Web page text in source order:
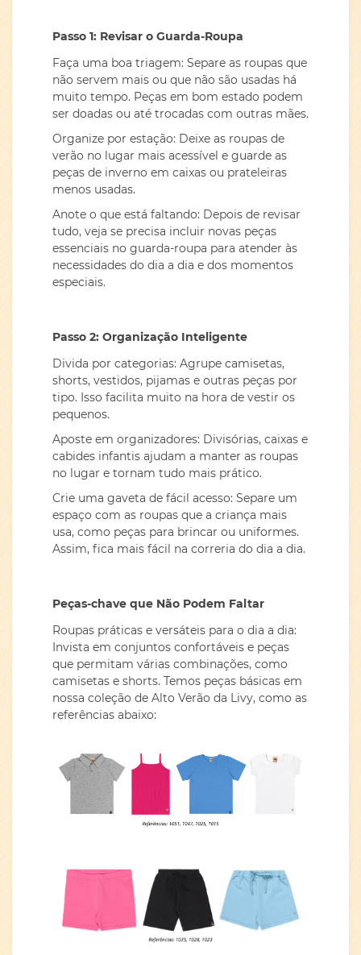
Passo 1: Revisar o Guarda-Roupa
Faça uma boa triagem: Separe as roupas que
não servem mais ou que não são usadas há
muito tempo. Peças em bom estado podem
ser doadas ou até trocadas com outras mães.
Organize por estação: Deixe as roupas de
verão no lugar mais acessível e guarde as
peças de inverno em caixas ou prateleiras
menos usadas.
Anote o que está faltando: Depois de revisar
tudo, veja se precisa incluir novas peças
essenciais no guarda-roupa para atender às
necessidades do dia a dia e dos momentos
especiais.
Passo 2: Organização Inteligente
Divida por categorias: Agrupe camisetas,
shorts, vestidos, pijamas e outras peças por
tipo. Isso facilita muito na hora de vestir os
pequenos.
Aposte em organizadores: Divisórias, caixas e
cabides infantis ajudam a manter as roupas
no lugar e tornam tudo mais prático.
Crie uma gaveta de fácil acesso: Separe um
espaço com as roupas que a criança mais
usa, como peças para brincar ou uniformes.
Assim, fica mais fácil na correria do dia a dia.
Peças-chave que Não Podem Faltar
Roupas práticas e versáteis para o dia a dia:
Invista em conjuntos confortáveis e peças
que permitam várias combinações, como
camisetas e shorts. Temos peças básicas em
nossa coleção de Alto Verão da Livy, como as
referências abaixo: